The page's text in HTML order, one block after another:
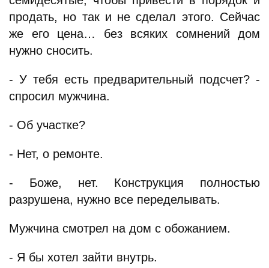
продать, но так и не сделал этого. Сейчас
же его цена… без всяких сомнений дом
нужно сносить.
- У тебя есть предварительный подсчет? -
спросил мужчина.
- Об участке?
- Нет, о ремонте.
- Боже, нет. Конструкция полностью
разрушена, нужно все переделывать.
Мужчина смотрел на дом с обожанием.
- Я бы хотел зайти внутрь.